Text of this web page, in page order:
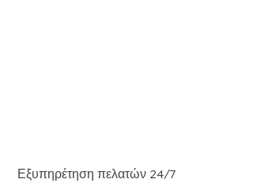
Εξυπηρέτηση πελατών 24/7